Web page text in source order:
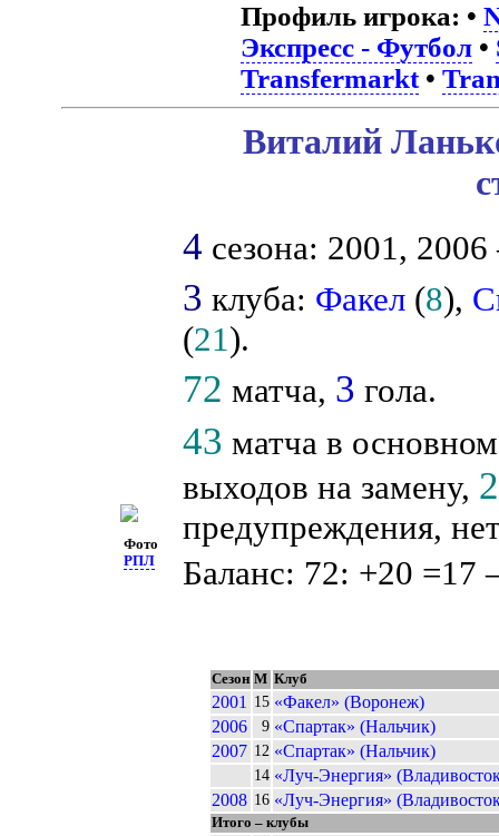
Профиль игрока: •
Экспресс - Футбол•
Transfermarkt•
Фото
РПЛ
Виталий
4 сезона: 2001, 2006
3 клуба: Факел (8),
(21).
72 матча, 3 гола.
43 матча в
выходов на замену,
предупреждения,
Баланс: 72: +20 =17
Сезон М Клуб
2001 15 «Факел» (Воронеж)
2006
9 «Спартак» (Нальчик)
2007 12 «Спартак» (Нальчик)
14 «Луч-Энергия»
2008 16 «Луч-Энергия»
Итого – клубы